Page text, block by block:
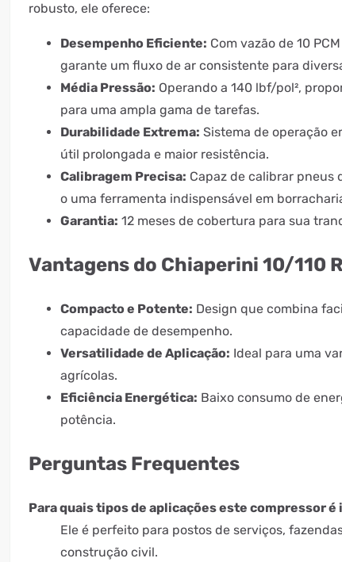
robusto, ele oferece:
Desempenho Eficiente: Com vazão de 10
garante um fluxo de ar consistente para
Média Pressão: Operando a 140 lbf/pol²,
para uma ampla gama de tarefas.
Durabilidade Extrema: Sistema de operação
útil prolongada e maior resistência.
Calibragem Precisa: Capaz de calibrar pneus
o uma ferramenta indispensável em
Garantia: 12 meses de cobertura para sua
Vantagens do Chiaperini 10/110
Compacto e Potente: Design que combina
capacidade de desempenho.
Versatilidade de Aplicação: Ideal para uma
agrícolas.
Eficiência Energética: Baixo consumo de
potência.
Perguntas Frequentes
Para quais tipos de aplicações este compressor é
Ele é perfeito para postos de serviços,
construção civil.